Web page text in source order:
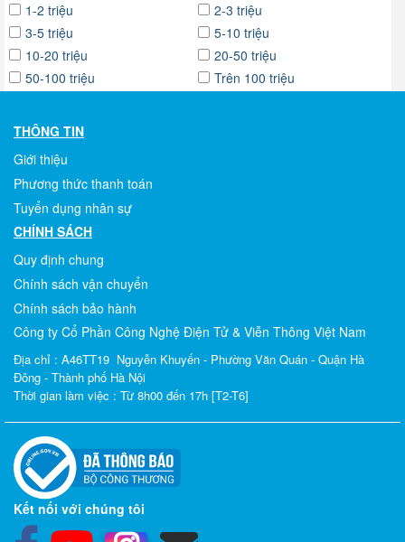
1-2 triệu
2-3 triệu
3-5 triệu
5-10 triệu
10-20 triệu
20-50 triệu
50-100 triệu
Trên 100 triệu
THÔNG TIN
Giới thiệu
Phương thức thanh toán
Tuyển dụng nhân sự
CHÍNH SÁCH
Quy định chung
Chính sách vận chuyển
Chính sách bảo hành
Công ty Cổ Phần Công Nghệ Điện Tử & Viễn Thông Việt Nam
Địa chỉ : A46TT19 Nguyễn Khuyến - Phường Văn Quán - Quận Hà
Đông - Thành phố Hà Nội
Thời gian làm việc : Từ 8h00 đến 17h [T2-T6]
Kết nối với chúng tôi